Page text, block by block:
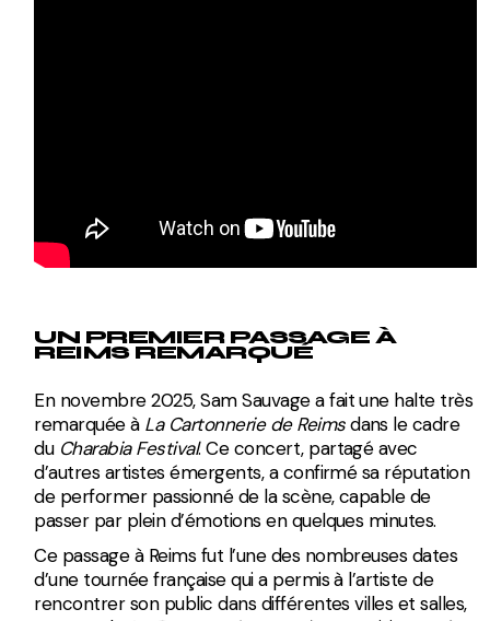
UN PREMIER PASSAGE À
REIMS REMARQUÉ
En novembre 2025, Sam Sauvage a fait une halte très
remarquée à La Cartonnerie de Reimsdans le cadre
du Charabia Festival. Ce concert, partagé avec
d’autres artistes émergents, a confirmé sa réputation
de performer passionné de la scène, capable de
passer par plein d’émotions en quelques minutes.
Ce passage à Reims fut l’une des nombreuses dates
d’une tournée française qui a permis à l’artiste de
rencontrer son public dans différentes villes et salles,